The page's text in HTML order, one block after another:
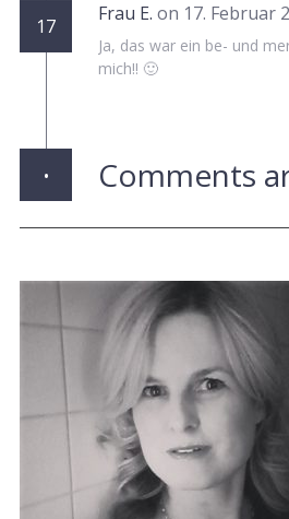
17
Frau E. on 17. Februar
Ja, das war ein be- und
mich!! 🙂
· Comments